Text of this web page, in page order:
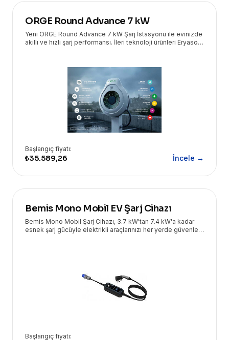
ORGE Round Advance 7 kW
Yeni ORGE Round Advance 7 kW Şarj İstasyonu ile evinizde
akıllı ve hızlı şarj performansı. İleri teknoloji ürünleri Eryasoft
Başlangıç fiyatı:
₺35.589,26 İncele →
Bemis Mono Mobil EV Şarj Cihazı
Bemis Mono Mobil Şarj Cihazı, 3.7 kW'tan 7.4 kW'a kadar
esnek şarj gücüyle elektrikli araçlarınızı her yerde güvenle
Başlangıç fiyatı: